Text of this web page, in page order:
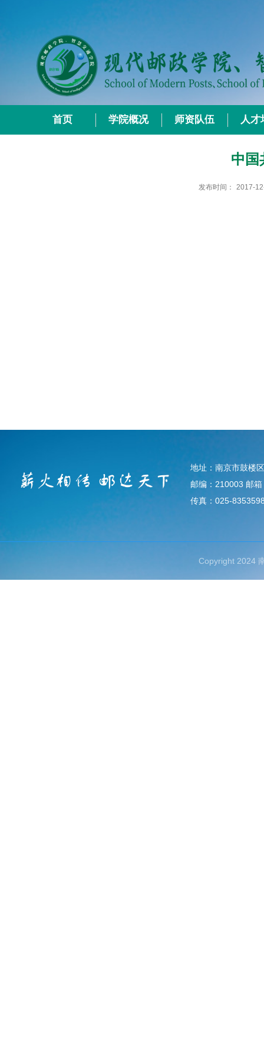
首页 学院概况 师资队伍 人才
中国
发布时间： 2017-
地址：南京市鼓楼
邮编：210003 邮
传真：025-
Copyright 2024